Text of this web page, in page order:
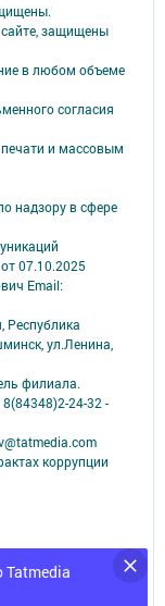
Tatmedia
защищены
в любом объеме
согласия
печати и массовым
надзору в сфере
07.10.2025
Email:
Республика
ул.Ленина,
филиала.
24-32 -
коррупции
сервисов и